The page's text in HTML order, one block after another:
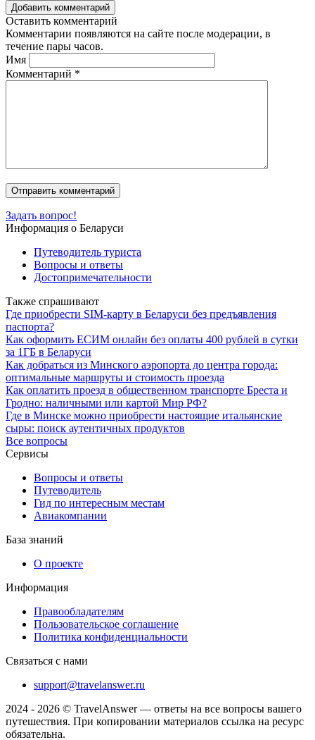
Добавить комментарий
Оставить комментарий
Комментарии появляются на сайте после модерации, в
течение пары часов.
Имя
Комментарий *
Задать вопрос!
Информация о Беларуси
Путеводитель туриста
Вопросы и ответы
Достопримечательности
Также спрашивают
Где приобрести SIM-карту в Беларуси без предъявления
паспорта?
Как оформить ЕСИМ онлайн без оплаты 400 рублей в сутки
за 1ГБ в Беларуси
Как добраться из Минского аэропорта до центра города:
оптимальные маршруты и стоимость проезда
Как оплатить проезд в общественном транспорте Бреста и
Гродно: наличными или картой Мир РФ?
Где в Минске можно приобрести настоящие итальянские
сыры: поиск аутентичных продуктов
Все вопросы
Сервисы
Вопросы и ответы
Путеводитель
Гид по интересным местам
Авиакомпании
База знаний
О проекте
Информация
Правообладателям
Пользовательское соглашение
Политика конфиденциальности
Связаться с нами
support@travelanswer.ru
2024 - 2026 © TravelAnswer — ответы на все вопросы вашего
путешествия. При копировании материалов ссылка на ресурс
обязательна.